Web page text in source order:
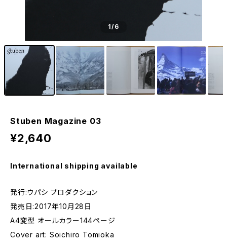
1/6
Stuben Magazine 03
¥2,640
International shipping available
発行:ウパシ プロダクション
発売日:2017年10月28日
A4変型 オールカラー144ページ
Cover art: Soichiro Tomioka